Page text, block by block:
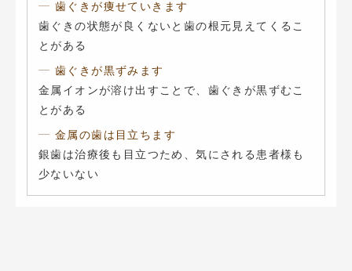
歯ぐきが痩せていきます
歯ぐきの状態が良くないと歯の根元見えてくるこ
とがある
歯ぐきが黒ずみます
金属イオンが溶け出すことで、歯ぐきが黒ずむこ
とがある
金属の歯は目立ちます
銀歯は治療後も目立つため、気にされる患者様も
少ないない